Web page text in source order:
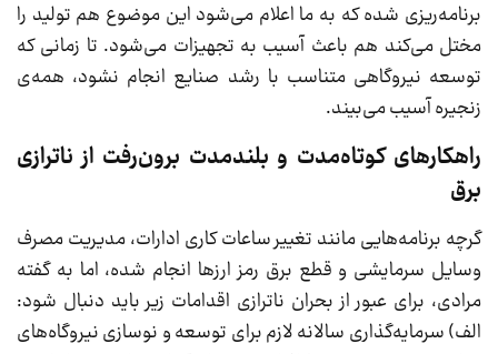
برنامه‌ریزی شده که به ما اعلام می‌شود این موضوع هم تولید را
مختل می‌کند هم باعث آسیب به تجهیزات می‌شود. تا زمانی که
توسعه نیروگاهی متناسب با رشد صنایع انجام نشود، همه‌ی
زنجیره آسیب می‌بیند.
راهکارهای کوتاه‌مدت و بلندمدت برون‌رفت از ناترازی
برق
گرچه برنامه‌هایی مانند تغییر ساعات کاری ادارات، مدیریت مصرف
وسایل سرمایشی و قطع برق رمز ارزها انجام شده، اما به گفته
مرادی، برای عبور از بحران ناترازی اقدامات زیر باید دنبال شود:
الف) سرمایه‌گذاری سالانه لازم برای توسعه و نوسازی نیروگاه‌های